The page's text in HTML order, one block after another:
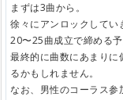
まずは3曲から。
徐々にアンロックしてい
20〜25曲成立で締める予
最終的に曲数にあまり
るかもしれません。
なお、男性のコーラス